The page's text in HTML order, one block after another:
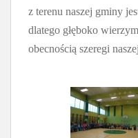
z terenu naszej gminy
dlatego głęboko
obecnością szeregi